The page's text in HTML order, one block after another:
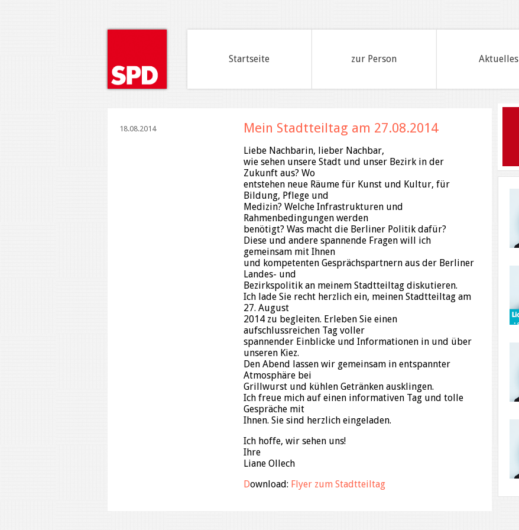
Startseite zur Person Aktuelles
18.08.2014 Mein Stadtteiltag am 27.08.2014
Liebe Nachbarin, lieber Nachbar,
wie sehen unsere Stadt und unser Bezirk in der
Zukunft aus? Wo
entstehen neue Räume für Kunst und Kultur, für
Bildung, Pflege und
Medizin? Welche Infrastrukturen und
Rahmenbedingungen werden
benötigt? Was macht die Berliner Politik dafür?
Diese und andere spannende Fragen will ich
gemeinsam mit Ihnen
und kompetenten Gesprächspartnern aus der Berliner
Landes- und
Bezirkspolitik an meinem Stadtteiltag diskutieren.
Ich lade Sie recht herzlich ein, meinen Stadtteiltag am
27. August
2014 zu begleiten. Erleben Sie einen
aufschlussreichen Tag voller
spannender Einblicke und Informationen in und über
unseren Kiez.
Den Abend lassen wir gemeinsam in entspannter
Atmosphäre bei
Grillwurst und kühlen Getränken ausklingen.
Ich freue mich auf einen informativen Tag und tolle
Gespräche mit
Ihnen. Sie sind herzlich eingeladen.
Ich hoffe, wir sehen uns!
Ihre
Liane Ollech
Download: Flyer zum Stadtteiltag